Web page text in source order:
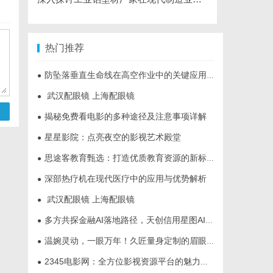
热门推荐
● 防坠落垂直生命线在高空作业中的关键应用与安全保障
● 武汉配眼镜 上海配眼镜
● 揭秘免费看电影的多种途径及注意事项详解
● 星星影院：点亮夜空的影视艺术殿堂
● 思途客教育甄选：打造优质教育资源的新标杆
● 深部热疗机在现代医疗中的应用与优势解析
● 武汉配眼镜 上海配眼镜
● 多方共探金融AI落地路径，天创信用星图AI助力产业金融智能升级
● 温婉灵动，一眼万年！久匠量身定制的眉眼唇，才是你整张脸的点睛之笔！淡颜系女生的气质加分项
● 2345电影网：全方位影视资源平台的魅力解析